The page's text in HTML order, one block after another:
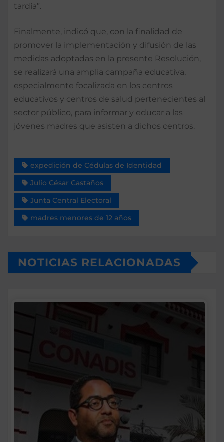
tardía”.
Finalmente, indicó que, con la finalidad de
promover la implementación y difusión de las
medidas adoptadas en la presente Resolución,
se realizará una amplia campaña educativa,
especialmente focalizada en los centros
educativos y centros de salud pertenecientes al
sector público, para informar y educar a las
jóvenes madres que asisten a dichos centros.
expedición de Cédulas de Identidad
Julio César Castaños
Junta Central Electoral
madres menores de 12 años
NOTICIAS RELACIONADAS